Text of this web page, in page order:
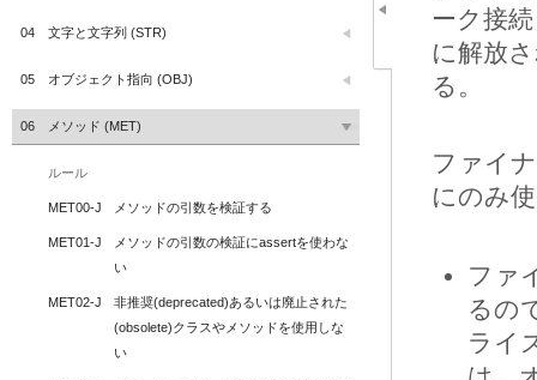
ーク接
に解放
る。
ファイ
にのみ
ファ
るの
ライ
04 文字と文字列 (STR)
05 オブジェクト指向 (OBJ)
06 メソッド (MET)
ルール
MET00-J メソッドの引数を検証する
MET01-J
メソッドの引数の検証にassertを使わな
い
MET02-J
非推奨(deprecated)あるいは廃止された
(obsolete)クラスやメソッドを使用しな
い